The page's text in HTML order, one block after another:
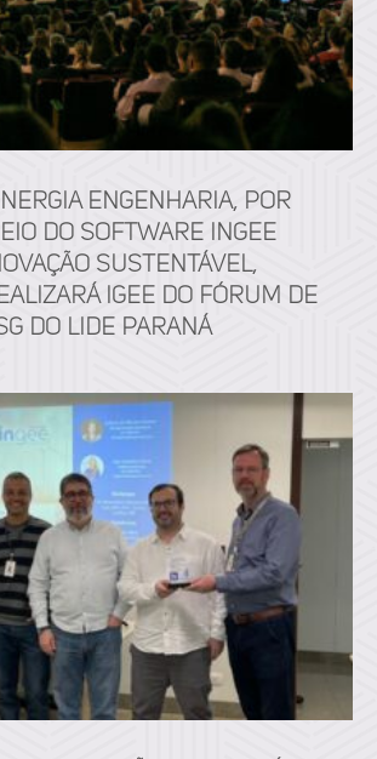
Engenharia, por
do software ingee
sustentável,
IGEE do Fórum de
do LIDE Paraná